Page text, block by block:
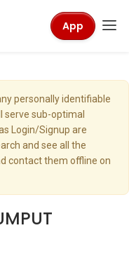
App
personally identifiable
sub-optimal
Login/Signup are
and see all the
contact them offline on